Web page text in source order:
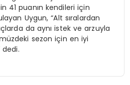
41 puanın kendileri için
Uygun, “Alt sıralardan
da aynı istek ve arzuyla
sezon için en iyi
dedi.